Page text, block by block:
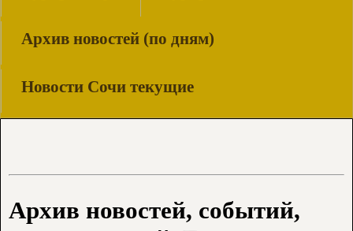
Архив новостей (по дням)
Новости Сочи текущие
Архив новостей, событий,